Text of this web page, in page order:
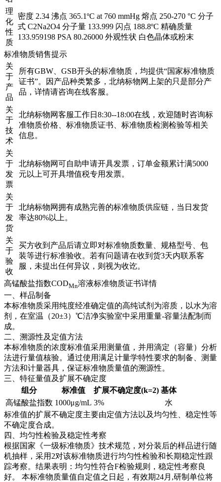
理
化
性
质
密度 2.34 沸点 365.1ºC at 760 mmHg 熔点 250-270 °C 分子
式 C2Na2O4 分子量 133.999 闪点 188.8ºC 精确质量
133.959198 PSA 80.26000 外观性状 白色晶体或粉末
标准物质销售提示
关
于
产
品
所有GBW、GSB开头的标准物质，均提供“国家标准物质
证书”。因产品种类繁多，北纳标物网上架的只是部分产
品，详情请咨询在线客服。
关
于
技
术
北纳标物网客服工作日8:30--18:00在线，欢迎随时咨询标
准物质价格、标准物质证书、标准物质检测检验等相关
信息。
关
于
发
票
北纳标物网可自助申请开具发票，订单金额累计满5000
元以上可开具增值税专用发票。
关
于
发
货
北纳标物网拥有成熟完善的标准物质供应链，当日发货
率达80%以上。
关
于
验
收
买方收到产品后请立即对标准物质数量、规格型号、包
装等进行标准验收。若有问题请在收到货3天内联系客
服，未提出任何异议，则视为收讫。
高锰酸盐指数CODMn溶液标准物质证书详情
一、样品制备
本标准物质采用纯度经准确定值的高纯试剂为溶质，以水为溶
剂，在室温（20±3）℃洁净实验室中采用重量-容量法配制而
成。
二、溯源性及定值方法
本标准物质的浓度标准值采用测量值，并用滴定（容量）分析
法进行量值核验。通过使用满足计量学特性要求的制备、测量
方法和计量器具，保证标准物质量值的溯源性。
三、特征量值及扩展不确定度
组分
标准值 扩展不确定度(k=2) 基体
高锰酸盐指数 1000μg/mL 3%
水
标准值的扩展不确定度主要由定值方法以及均匀性、稳定性等
不确定度合成。
四、均匀性检验及稳定性考察
根据国家《一级标准物质》技术规范，对分装后的样品进行随
机抽样，采用2对该标准物质进行均匀性检验和长期稳定性跟
踪考察。结果表明：均匀性符合F检验规则，稳定性考察良
好。 本标准物质量值自定值之日起，有效期24月,研制单位将